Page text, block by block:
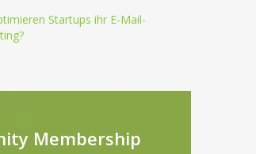
Startups ihr E-Mail-
Membership